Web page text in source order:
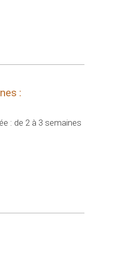
:
: de 2 à 3 semaines